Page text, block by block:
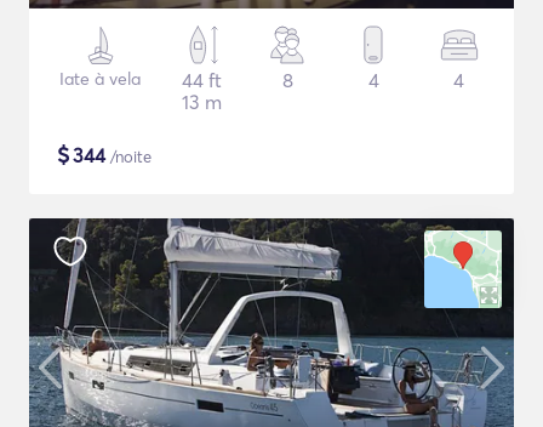
Iate à vela
44 ft
13 m
8 4 4
$344/noite